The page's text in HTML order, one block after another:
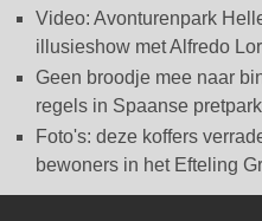
Video: Avonturenpark
illusieshow met Alfredo
Geen broodje mee naar
regels in Spaanse
Foto's: deze koffers
bewoners in het Efteling